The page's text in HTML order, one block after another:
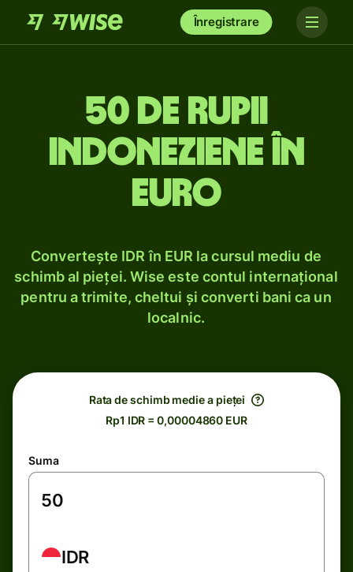
Înregistrare
50 de rupii
indoneziene în
euro
Convertește IDR în EUR la cursul mediu de
schimb al pieței. Wise este contul internațional
pentru a trimite, cheltui și converti bani ca un
localnic.
Rata de schimb medie a pieței
Rp1 IDR = 0,00004860 EUR
Suma
IDR